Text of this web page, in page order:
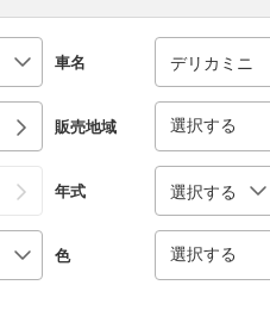
車名
販売地域 選択する
年式
色 選択する